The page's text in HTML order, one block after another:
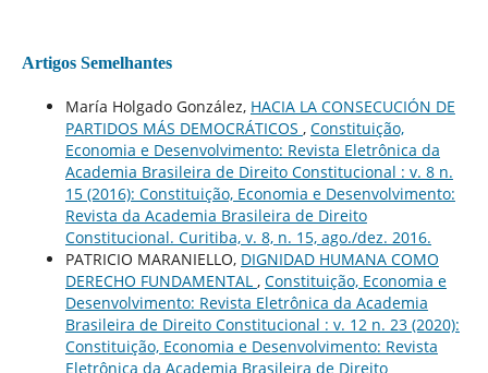
Artigos Semelhantes
María Holgado González, HACIA LA CONSECUCIÓN DE
PARTIDOS MÁS DEMOCRÁTICOS , Constituição,
Economia e Desenvolvimento: Revista Eletrônica da
Academia Brasileira de Direito Constitucional : v. 8 n.
15 (2016): Constituição, Economia e Desenvolvimento:
Revista da Academia Brasileira de Direito
Constitucional. Curitiba, v. 8, n. 15, ago./dez. 2016.
PATRICIO MARANIELLO, DIGNIDAD HUMANA COMO
DERECHO FUNDAMENTAL , Constituição, Economia e
Desenvolvimento: Revista Eletrônica da Academia
Brasileira de Direito Constitucional : v. 12 n. 23 (2020):
Constituição, Economia e Desenvolvimento: Revista
Eletrônica da Academia Brasileira de Direito